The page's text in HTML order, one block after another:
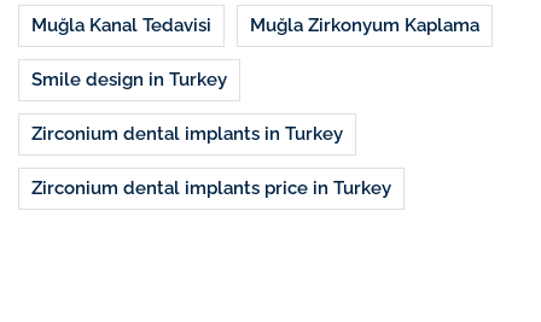
Muğla Kanal Tedavisi Muğla Zirkonyum Kaplama
Smile design in Turkey
Zirconium dental implants in Turkey
Zirconium dental implants price in Turkey